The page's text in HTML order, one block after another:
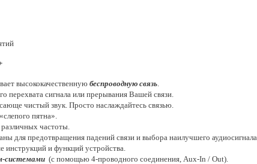
высококачественную беспроводную связь
перехвата сигнала или прерывания Вашей связи.
чистый звук. Просто наслаждайтесь связью.
пятна».
частоты.
для предотвращения падений связи и выбора наилучшего аудиосигнала.
инструкций и функций устройства.
системами (с помощью 4-проводного соединения, Aux-In / Out).